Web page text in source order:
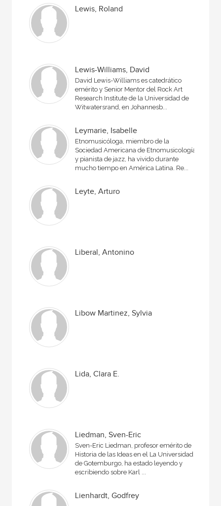
Lewis, Roland
Lewis-Williams, David
David Lewis-Williams es catedrático
emérito y Senior Mentor del Rock Art
Research Institute de la Universidad de
Witwatersrand, en Johannesb...
Leymarie, Isabelle
Etnomusicóloga, miembro de la
Sociedad Americana de Etnomusicología
y pianista de jazz, ha vivido durante
mucho tiempo en América Latina. Re...
Leyte, Arturo
Liberal, Antonino
Libow Martinez, Sylvia
Lida, Clara E.
Liedman, Sven-Eric
Sven-Eric Liedman, profesor emérito de
Historia de las Ideas en el La Universidad
de Gotemburgo, ha estado leyendo y
escribiendo sobre Karl ...
Lienhardt, Godfrey